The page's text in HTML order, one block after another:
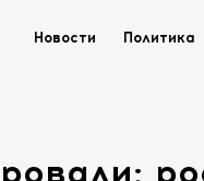
Новости Политика